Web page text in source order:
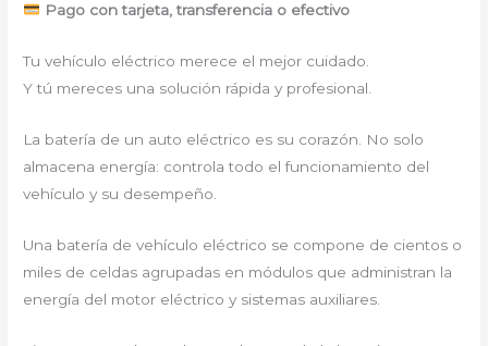
Pago con tarjeta, transferencia o efectivo
Tu vehículo eléctrico merece el mejor cuidado.
Y tú mereces una solución rápida y profesional.
La batería de un auto eléctrico es su corazón. No solo
almacena energía: controla todo el funcionamiento del
vehículo y su desempeño.
Una batería de vehículo eléctrico se compone de cientos o
miles de celdas agrupadas en módulos que administran la
energía del motor eléctrico y sistemas auxiliares.